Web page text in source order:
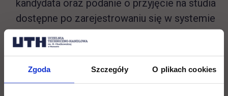
Zgoda Szczegóły O plikach cookies
kandydata oraz podanie o przyjęcie na studia
dostępne po zarejestrowaniu się w systemie
on-line,
zaświadczenie lekarskie o braku
przeciwwskazań do podjęcia studiów
(BADANIA LEKARSKIE KANDYDATÓW -